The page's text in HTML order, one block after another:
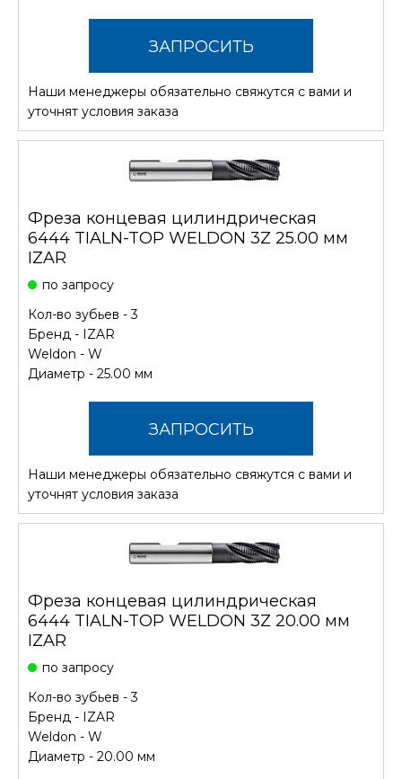
ЗАПРОСИТЬ
СТОИМОСТЬ
Наши менеджеры обязательно свяжутся с вами и
уточнят условия заказа
Фреза концевая цилиндрическая
6444 TIALN-TOP WELDON 3Z 25.00 мм
IZAR
по запросу
Кол-во зубьев - 3
Бренд - IZAR
Weldon - W
Диаметр - 25.00 мм
ЗАПРОСИТЬ
СТОИМОСТЬ
Наши менеджеры обязательно свяжутся с вами и
уточнят условия заказа
Фреза концевая цилиндрическая
6444 TIALN-TOP WELDON 3Z 20.00 мм
IZAR
по запросу
Кол-во зубьев - 3
Бренд - IZAR
Weldon - W
Диаметр - 20.00 мм